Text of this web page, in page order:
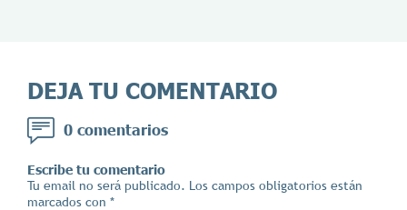
DEJA TU COMENTARIO
0 comentarios
Escribe tu comentario
Tu email no será publicado. Los campos obligatorios están
marcados con *